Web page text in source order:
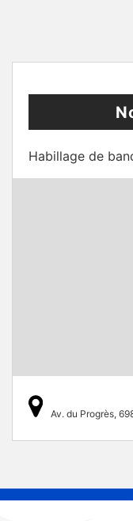
Habillage de
Av. du Progrès,